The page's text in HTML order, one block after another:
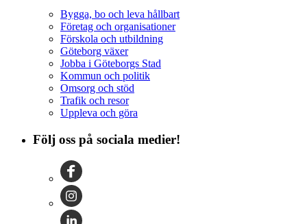
Bygga, bo och leva hållbart
Företag och organisationer
Förskola och utbildning
Göteborg växer
Jobba i Göteborgs Stad
Kommun och politik
Omsorg och stöd
Trafik och resor
Uppleva och göra
Följ oss på sociala medier!